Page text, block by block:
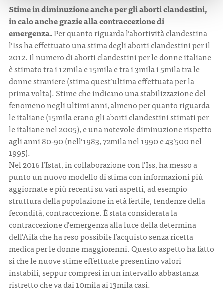
Stime in diminuzione anche per gli aborti clandestini,
in calo anche grazie alla contraccezione di
emergenza.Per quanto riguarda l’abortività clandestina
l’Iss ha effettuato una stima degli aborti clandestini per il
2012. Il numero di aborti clandestini per le donne italiane
è stimato tra i 12mila e 15mila e tra i 3mila i 5mila tra le
donne straniere (stima quest’ultima effettuata per la
prima volta). Stime che indicano una stabilizzazione del
fenomeno negli ultimi anni, almeno per quanto riguarda
le italiane (15mila erano gli aborti clandestini stimati per
le italiane nel 2005), e una notevole diminuzione rispetto
agli anni 80-90 (nell’1983, 72mila nel 1990 e 43 ̇500 nel
1995).
Nel 2016 l’Istat, in collaborazione con l’Iss, ha messo a
punto un nuovo modello di stima con informazioni più
aggiornate e più recenti su vari aspetti, ad esempio
struttura della popolazione in età fertile, tendenze della
fecondità, contraccezione. È stata considerata la
contraccezione d’emergenza alla luce della determina
dell’Aifa che ha reso possibile l’acquisto senza ricetta
medica per le donne maggiorenni. Questo aspetto ha fatto
sì che le nuove stime effettuate presentino valori
instabili, seppur compresi in un intervallo abbastanza
ristretto che va dai 10mila ai 13mila casi.